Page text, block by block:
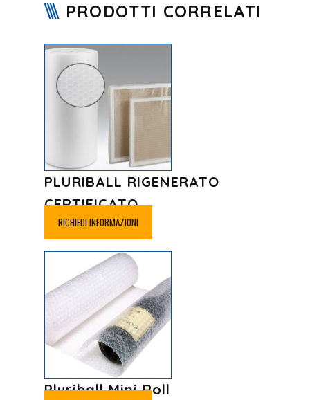
PRODOTTI CORRELATI
PLURIBALL RIGENERATO
CERTIFICATO
RICHIEDI INFORMAZIONI
Pluriball Mini Roll